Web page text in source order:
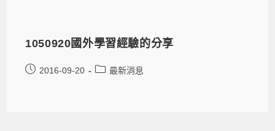
1050920國外學習經驗的分享
2016-09-20 最新消息